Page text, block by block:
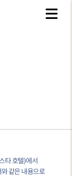
타 호텔)에서
같은 내용으로